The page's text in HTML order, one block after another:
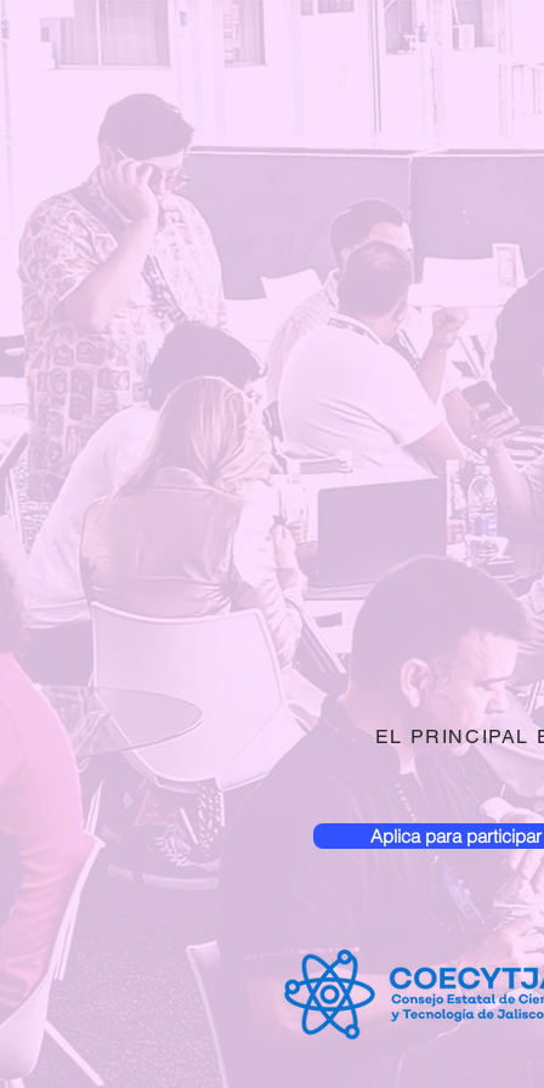
EL PRINCIPAL
Aplica para participar